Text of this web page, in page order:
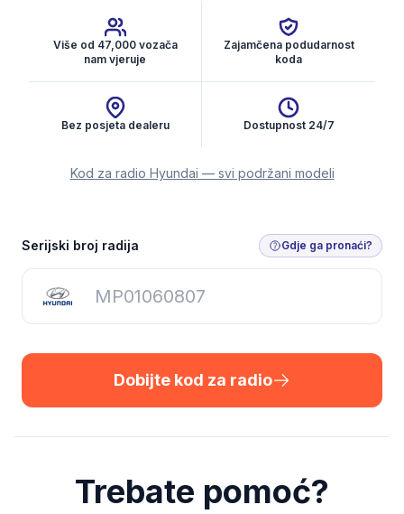
Više od 47,000 vozača
nam vjeruje
Zajamčena podudarnost
koda
Bez posjeta dealeru Dostupnost 24/7
Kod za radio Hyundai — svi podržani modeli
Dobijte kod za radio
Serijski broj radija Gdje ga pronaći?
Dobijte kod za radio
Trebate pomoć?